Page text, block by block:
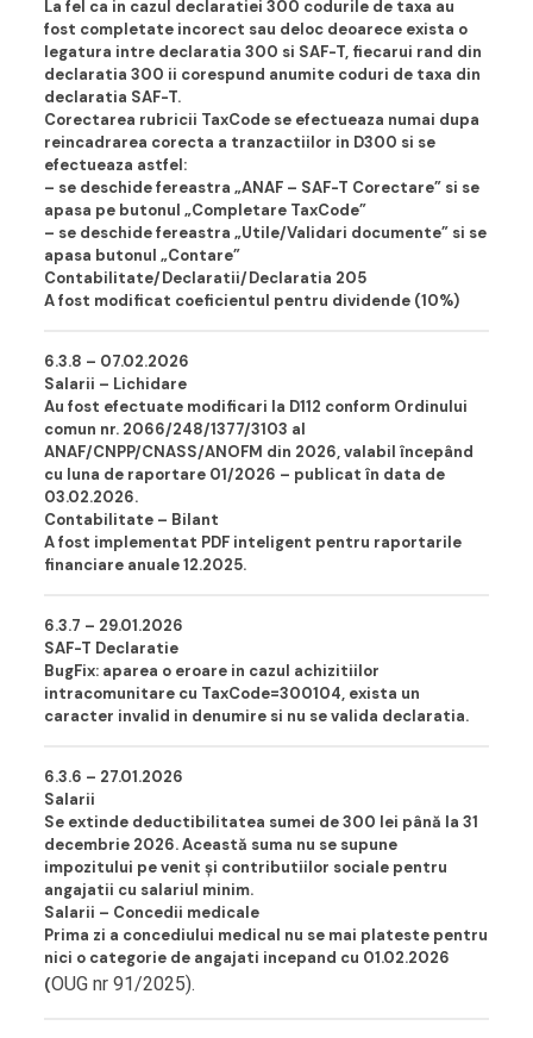
La fel ca in cazul declaratiei 300 codurile de taxa au
fost completate incorect sau deloc deoarece exista o
legatura intre declaratia 300 si SAF-T, fiecarui rand din
declaratia 300 ii corespund anumite coduri de taxa din
declaratia SAF-T.
Corectarea rubricii TaxCode se efectueaza numai dupa
reincadrarea corecta a tranzactiilor in D300 si se
efectueaza astfel:
– se deschide fereastra „ANAF – SAF-T Corectare” si se
apasa pe butonul „Completare TaxCode”
– se deschide fereastra „Utile/Validari documente” si se
apasa butonul „Contare”
Contabilitate/Declaratii/Declaratia 205
A fost modificat coeficientul pentru dividende (10%)
6.3.8 – 07.02.2026
Salarii – Lichidare
Au fost efectuate modificari la D112 conform Ordinului
comun nr. 2066/248/1377/3103 al
ANAF/CNPP/CNASS/ANOFM din 2026, valabil începând
cu luna de raportare 01/2026 – publicat în data de
03.02.2026.
Contabilitate – Bilant
A fost implementat PDF inteligent pentru raportarile
financiare anuale 12.2025.
6.3.7 – 29.01.2026
SAF-T Declaratie
BugFix: aparea o eroare in cazul achizitiilor
intracomunitare cu TaxCode=300104, exista un
caracter invalid in denumire si nu se valida declaratia.
6.3.6 – 27.01.2026
Salarii
Se extinde deductibilitatea sumei de 300 lei până la 31
decembrie 2026. Această suma nu se supune
impozitului pe venit și contributiilor sociale pentru
angajatii cu salariul minim.
Salarii – Concedii medicale
Prima zi a concediului medical nu se mai plateste pentru
nici o categorie de angajati incepand cu 01.02.2026
(OUG nr 91/2025).